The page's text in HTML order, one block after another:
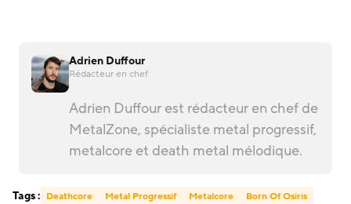
Adrien Duffour
Rédacteur en chef
Adrien Duffour est rédacteur en chef de
MetalZone, spécialiste metal progressif,
metalcore et death metal mélodique.
Tags : Deathcore Metal Progressif Metalcore Born Of Osiris